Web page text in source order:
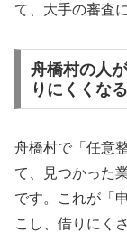
て、大手の審査
舟橋村の人
りにくくな
舟橋村で「任意
て、見つかった
です。これが「
こし、借りにく